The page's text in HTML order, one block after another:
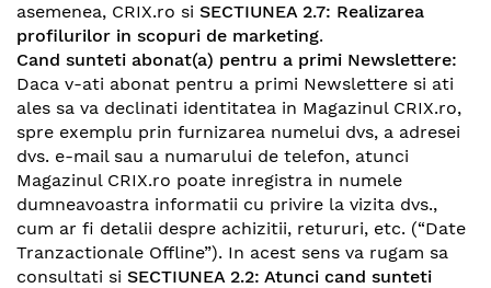
asemenea, CRIX.ro si SECTIUNEA 2.7: Realizarea
profilurilor in scopuri de marketing.
Cand sunteti abonat(a) pentru a primi Newslettere:
Daca v-ati abonat pentru a primi Newslettere si ati
ales sa va declinati identitatea in Magazinul CRIX.ro,
spre exemplu prin furnizarea numelui dvs, a adresei
dvs. e-mail sau a numarului de telefon, atunci
Magazinul CRIX.ro poate inregistra in numele
dumneavoastra informatii cu privire la vizita dvs.,
cum ar fi detalii despre achizitii, retururi, etc. (“Date
Tranzactionale Offline”). In acest sens va rugam sa
consultati si SECTIUNEA 2.2: Atunci cand sunteti